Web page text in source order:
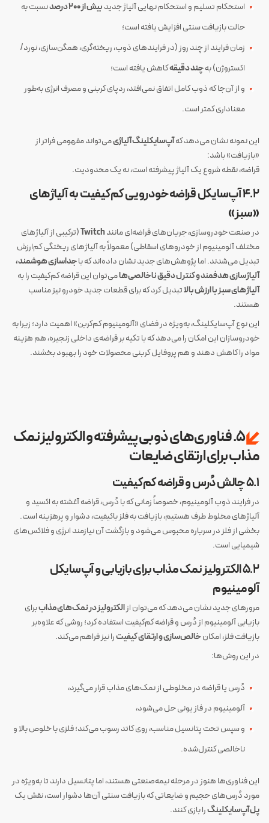
استحکام تسلیم و استحکام نهایی آلیاژ جدیدبیش از ۲۰۰ درصد
نسبت به
حالت بازیافت سنتی افزایش یافته است؛
زمان فرایند از چند روز (در فرایند‌های ذوب، ریخته‌گری، همگن‌سازی، نورد/
اکستروژن) بهچند دقیقهکاهش یافته است؛
و از آن‌جا که ذوب کامل اتفاق نمی‌افتد، ردپای کربنی و مصرف انرژی به‌طور
معناداری کمتر است.
این نمونه نشان می‌دهد کهآپ‌سایکلینگ آلیاژیمی‌تواند مفهومی فراتر از
«بازیافت» باشد:
قراضه، نقطه شروع یک آلیاژ پیشرفته است، نه یک محدودیت.
۴.۲ آپ‌سایکل قراضه خودرویی کم‌کیفیت به آلیاژهای
«سبز»
در صنعت خودروسازی، جریان‌های قراضه‌ای مانندTwitch(ترکیبی از آلیاژهای
مختلف آلومینیوم از خودروهای اسقاطی) معمولاً به آلیاژهای ریختگی کم‌ارزش
تبدیل می‌شدند. اما پژوهش‌های جدید نشان داده‌اند که باجداسازی هوشمند،
آلیاژسازی هدفمند و کنترل دقیق ناخالصی‌هامی‌توان این قراضه کم‌کیفیت را به
آلیاژهای سبز با ارزش بالاتبدیل کرد که برای قطعات جدید خودرو نیز مناسب
هستند.
این نوع آپ‌سایکلینگ، به‌ویژه در فضای «آلومینیوم کم‌کربن» اهمیت دارد؛ زیرا به
خودروسازان این امکان را می‌دهد که با تکیه بر قراضه‌ی داخلی زنجیره، هم هزینه
مواد را کاهش دهند و هم پروفایل کربنی محصولات خود را بهبود بخشند.
۵. فناوری‌های ذوبی پیشرفته و الکترولیز نمک
مذاب برای ارتقای ضایعات
۵.۱ چالش دُرس و قراضه کم‌کیفیت
در فرایند ذوب آلومینیوم، خصوصاً زمانی که با دُرس، قراضه آغشته به اکسید و
آلیاژهای مخلوط طرف هستیم، بازیافت به فلز باکیفیت، دشوار و پرهزینه است.
بخشی از فلز در سرباره محبوس می‌شود و بازگشت آن نیازمند انرژی و فلاکس‌های
شیمیایی است.
۵.۲ الکترولیز نمک مذاب برای بازیابی و آپ‌سایکل
آلومینیوم
مرورهای جدید نشان می‌دهد که می‌توان ازالکترولیز در نمک‌های مذاببرای
بازیابی آلومینیوم از دُرس و قراضه کم‌کیفیت استفاده کرد؛ روشی که علاوه‌بر
بازیافت فلز، امکانخالص‌سازی و ارتقای کیفیترا نیز فراهم می‌کند.
در این روش‌ها:
دُرس یا قراضه در مخلوطی از نمک‌های مذاب قرار می‌گیرد،
آلومینیوم در فاز یونی حل می‌شود،
و سپس تحت پتانسیل مناسب، روی کاتد رسوب می‌کند؛ فلزی با خلوص بالا و
ناخالصی کنترل‌شده.
این فناوری‌ها هنوز در مرحله نیمه‌صنعتی هستند، اما پتانسیل دارند تا به‌ویژه در
مورد دُرس‌های حجیم و ضایعاتی که بازیافت سنتی آن‌ها دشوار است، نقش یک
پل آپ‌سایکلینگرا بازی کنند.